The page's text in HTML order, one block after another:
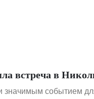
встреча в
событием